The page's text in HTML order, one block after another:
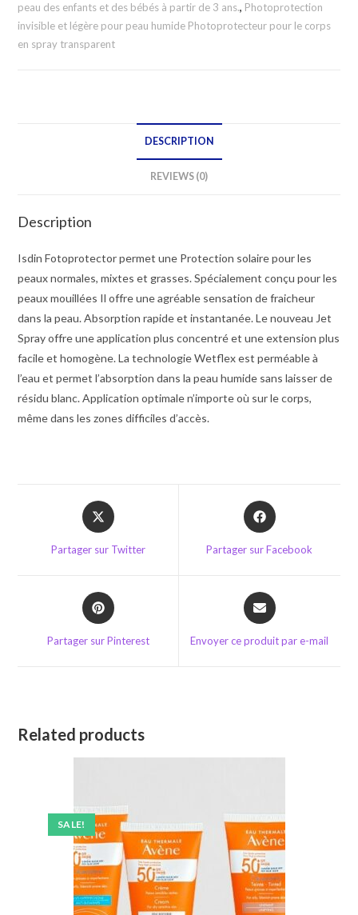
250
ML
quantity
peau des enfants et des bébés à partir de 3 ans., Photoprotection
invisible et légère pour peau humide Photoprotecteur pour le corps
en spray transparent
DESCRIPTION
REVIEWS (0)
Description
Isdin Fotoprotector permet une Protection solaire pour les
peaux normales, mixtes et grasses. Spécialement conçu pour les
peaux mouillées Il offre une agréable sensation de fraicheur
dans la peau. Absorption rapide et instantanée. Le nouveau Jet
Spray offre une application plus concentré et une extension plus
facile et homogène. La technologie Wetflex est perméable à
l’eau et permet l’absorption dans la peau humide sans laisser de
résidu blanc. Application optimale n’importe où sur le corps,
même dans les zones difficiles d’accès.
Opens
in
new
Partager sur Twitter
Opens
in
Partager sur Facebook
Opens
in
Partager sur Pinterest
Opens
in
new
Envoyer ce produit par e-mail
Related products
SALE!